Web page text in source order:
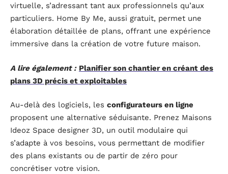
virtuelle, s’adressant tant aux professionnels qu’aux
particuliers. Home By Me, aussi gratuit, permet une
élaboration détaillée de plans, offrant une expérience
immersive dans la création de votre future maison.
A lire également : Planifier son chantier en créant des
plans 3D précis et exploitables
Au-delà des logiciels, les configurateurs en ligne
proposent une alternative séduisante. Prenez Maisons
Ideoz Space designer 3D, un outil modulaire qui
s’adapte à vos besoins, vous permettant de modifier
des plans existants ou de partir de zéro pour
concrétiser votre vision.